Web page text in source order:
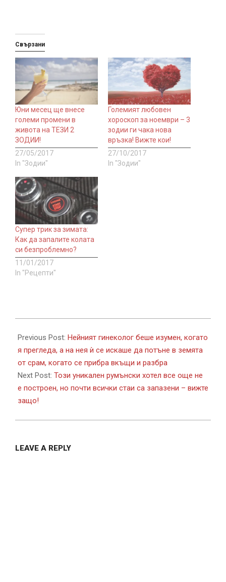
Свързани
Юни месец ще внесе
големи промени в
живота на ТЕЗИ 2
ЗОДИИ!
27/05/2017
In "Зодии"
Големият любовен
хороскоп за ноември – 3
зодии ги чака нова
връзка! Вижте кои!
27/10/2017
In "Зодии"
Супер трик за зимата:
Как да запалите колата
си безпроблемно?
11/01/2017
In "Рецепти"
11-
26
Previous Post: Нейният гинеколог беше изумен, когато
я прегледа, а на нея ѝ се искаше да потъне в земята
от срам, когато се прибра вкъщи и разбра
Next Post: Този уникален румънски хотел все още не
е построен, но почти всички стаи са запазени – вижте
защо!
LEAVE A REPLY